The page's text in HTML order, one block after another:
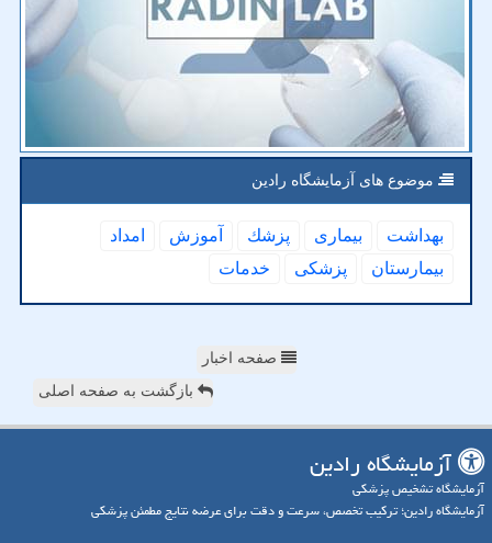
موضوع های آزمایشگاه رادین
بهداشت بیماری پزشك آموزش
امداد
بیمارستان
پزشكی خدمات
صفحه اخبار
بازگشت به صفحه اصلی
آزمایشگاه رادین
آزمایشگاه تشخیص پزشکی
آزمایشگاه رادین؛ ترکیب تخصص، سرعت و دقت برای عرضه نتایج مطمئن پزشکی